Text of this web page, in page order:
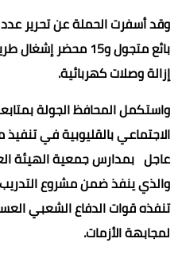
إزالة وصلات كهربائية.
واستكمل المحافظ الجولة
الاجتماعي بالقليوبية في
عاجل بمدارس جمعية الهيئة
والذي ينفذ ضمن مشروع
تنفذه قوات الدفاع الشعبي
لمجابهة الأزمات.